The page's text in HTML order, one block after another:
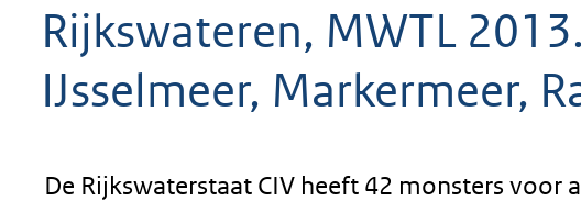
Rijkswateren, MWTL
IJsselmeer, Markermeer,
De Rijkswaterstaat CIV heeft 42 monsters voor